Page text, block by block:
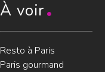
À voir
Resto à Paris
Paris gourmand